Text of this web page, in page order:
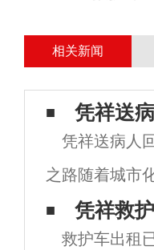
相关新闻
凭祥送
凭祥送病人
之路随着城市
充满机会的城
健康问题有时
凭祥救
救护车出租